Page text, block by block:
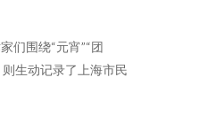
们围绕“元宵”“团
生动记录了上海市民